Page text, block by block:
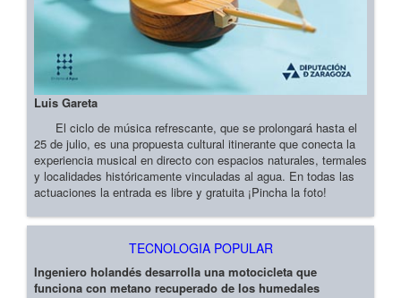
Luis Gareta
El ciclo de música refrescante, que se prolongará hasta el
25 de julio, es una propuesta cultural itinerante que conecta la
experiencia musical en directo con espacios naturales, termales
y localidades históricamente vinculadas al agua. En todas las
actuaciones la entrada es libre y gratuita ¡Pincha la foto!
TECNOLOGIA POPULAR
Ingeniero holandés desarrolla una motocicleta que
funciona con metano recuperado de los humedales